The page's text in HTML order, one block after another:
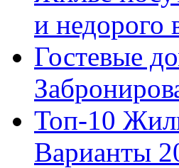
и недорого
Гостевые
Топ-10
Варианты